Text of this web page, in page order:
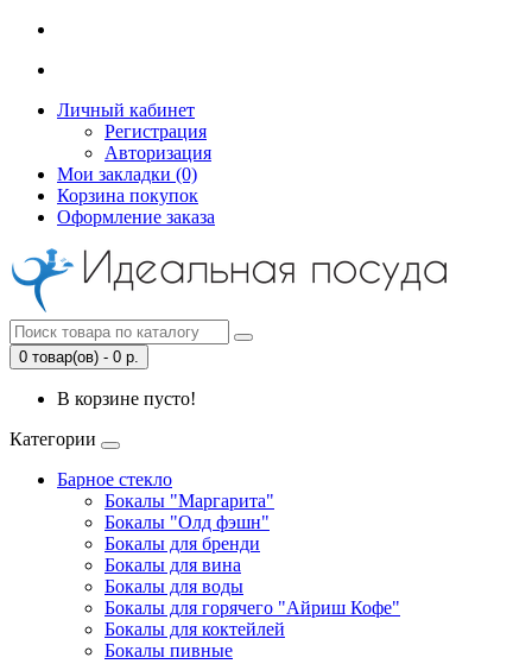
Личный кабинет
Регистрация
Авторизация
Мои закладки (0)
Корзина покупок
Оформление заказа
0 товар(ов) - 0 р.
В корзине пусто!
Категории
Барное стекло
Бокалы "Маргарита"
Бокалы "Олд фэшн"
Бокалы для бренди
Бокалы для вина
Бокалы для воды
Бокалы для горячего "Айриш Кофе"
Бокалы для коктейлей
Бокалы пивные